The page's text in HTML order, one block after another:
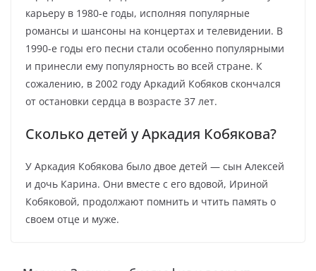
карьеру в 1980-е годы, исполняя популярные
романсы и шансоны на концертах и телевидении. В
1990-е годы его песни стали особенно популярными
и принесли ему популярность во всей стране. К
сожалению, в 2002 году Аркадий Кобяков скончался
от остановки сердца в возрасте 37 лет.
Сколько детей у Аркадия Кобякова?
У Аркадия Кобякова было двое детей — сын Алексей
и дочь Карина. Они вместе с его вдовой, Ириной
Кобяковой, продолжают помнить и чтить память о
своем отце и муже.